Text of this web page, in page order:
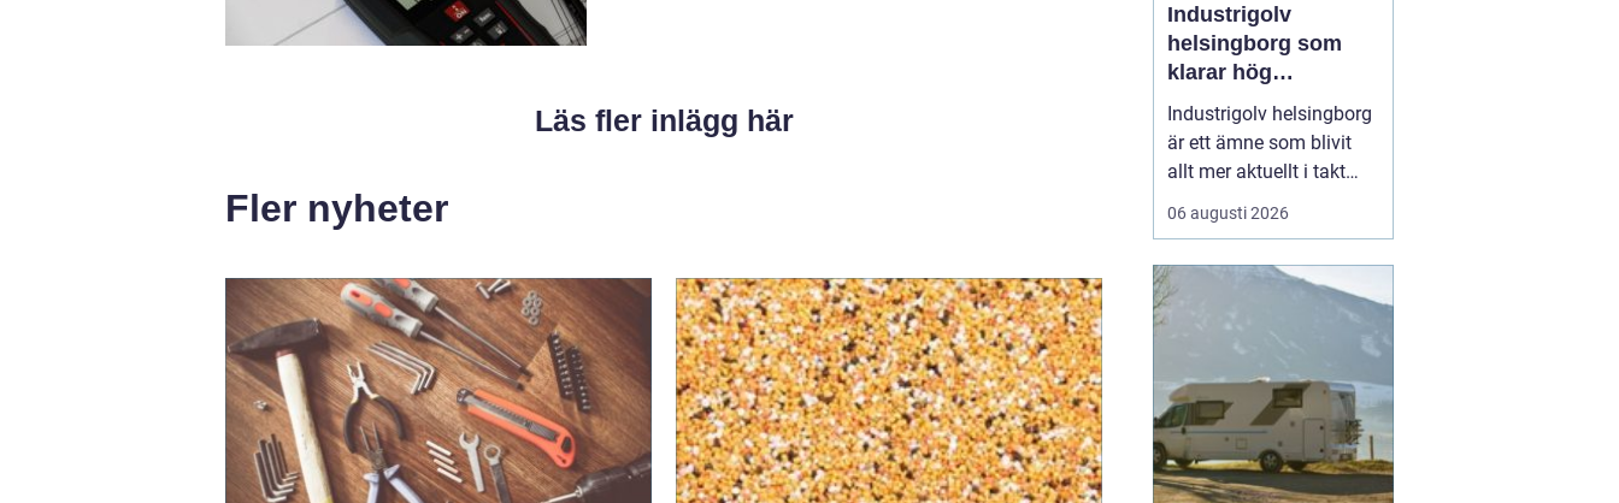
Läs fler inlägg här
Fler nyheter
Industrigolv
helsingborg som
klarar hög
belastning och tuffa
krav
Industrigolv helsingborg
är ett ämne som blivit
allt mer aktuellt i takt
med att fler
verksamheter söker
lättskötta golvlösningar.
produktionsmiljöer
behöver golvet vara mer
än bara en slityta. Golvet
ska tåla tung trafi...
06 augusti 2026